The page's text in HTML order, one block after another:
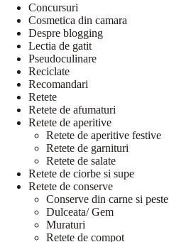
Concursuri
Cosmetica din camara
Despre blogging
Lectia de gatit
Pseudoculinare
Reciclate
Recomandari
Retete
Retete de afumaturi
Retete de aperitive
Retete de aperitive festive
Retete de garnituri
Retete de salate
Retete de ciorbe si supe
Retete de conserve
Conserve din carne si peste
Dulceata/ Gem
Muraturi
Retete de compot